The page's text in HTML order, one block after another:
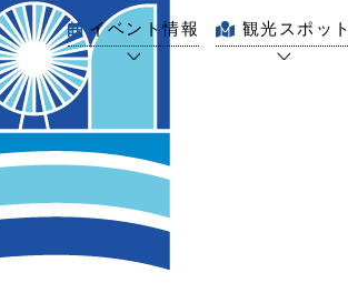
イベント情報 観光スポット